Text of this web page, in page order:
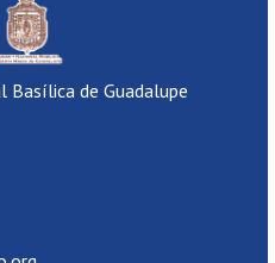
Basílica de Guadalupe